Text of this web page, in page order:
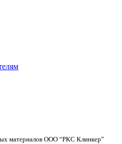
материалов ООО “РКС Клинкер”